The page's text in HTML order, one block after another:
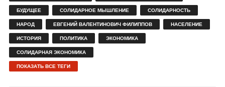
БУДУЩЕЕ СОЛИДАРНОЕ МЫШЛЕНИЕ СОЛИДАРНОСТЬ
НАРОД ЕВГЕНИЙ ВАЛЕНТИНОВИЧ ФИЛИППОВ НАСЕЛЕНИЕ
ИСТОРИЯ ПОЛИТИКА ЭКОНОМИКА
СОЛИДАРНАЯ ЭКОНОМИКА
ПОКАЗАТЬ ВСЕ ТЕГИ